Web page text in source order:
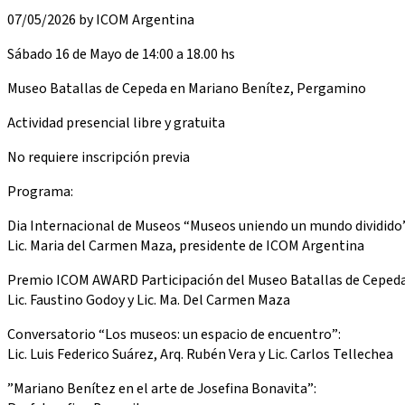
07/05/2026 by ICOM Argentina
Sábado 16 de Mayo de 14:00 a 18.00 hs
Museo Batallas de Cepeda en Mariano Benítez, Pergamino
Actividad presencial libre y gratuita
No requiere inscripción previa
Programa:
Dia Internacional de Museos “Museos uniendo un mundo
Lic. Maria del Carmen Maza, presidente de ICOM Argentina
Premio ICOM AWARD Participación del Museo Batallas de
Lic. Faustino Godoy y Lic. Ma. Del Carmen Maza
Conversatorio “Los museos: un espacio de encuentro”:
Lic. Luis Federico Suárez, Arq. Rubén Vera y Lic. Carlos Tellechea
”Mariano Benítez en el arte de Josefina Bonavita”: